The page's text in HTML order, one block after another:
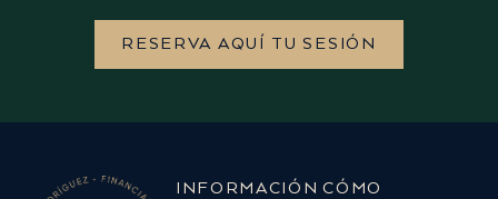
RESERVA AQUÍ TU SESIÓN
INFORMACIÓN CÓMO